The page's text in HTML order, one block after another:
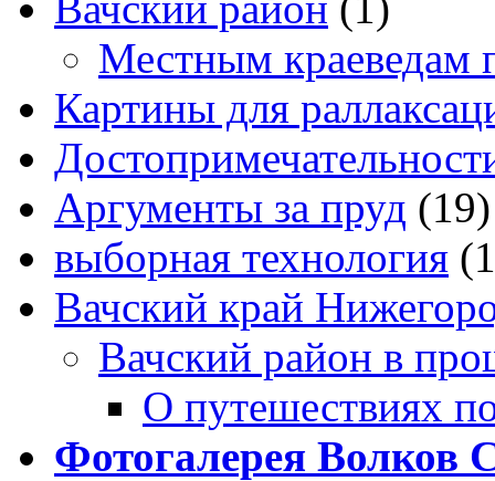
Местным краеведам
Картины для
Аргументы за пруд (19)
выборная технология
Вачский край
Вачский район в
О путешествиях
Фотогалерея Волков